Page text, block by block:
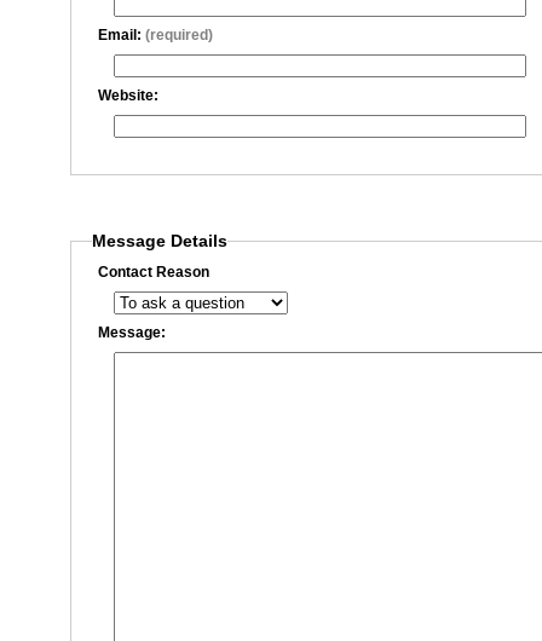
Email: (required)
Website:
Message Details
Contact Reason
Message: